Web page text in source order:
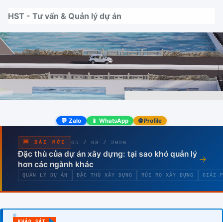
HST - Tư vấn & Quản lý dự án
💬 Zalo 📱 WhatsApp 🌐 Profile
🆕 BÀI MỚI 05 / 08 / 2026
Đặc thù của dự án xây dựng: tại sao khó quản lý
hơn các ngành khác
→
QUẢN LÝ DỰ ÁN ĐẶC THÙ XÂY DỰNG RỦI RO XÂY DỰNG GIẢI